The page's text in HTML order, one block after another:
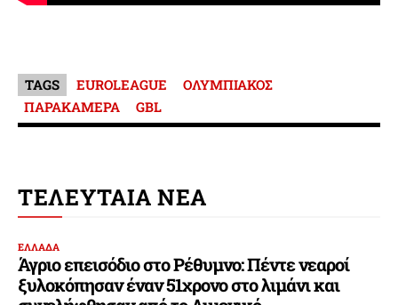
TAGS EUROLEAGUE
ΟΛΥΜΠΙΑΚΟΣ
ΠΑΡΑΚΑΜΕΡΑ
GBL
ΤΕΛΕΥΤΑΙΑ ΝΕΑ
ΕΛΛΑΔΑ
Άγριο επεισόδιο στο Ρέθυμνο: Πέντε νεαροί
ξυλοκόπησαν έναν 51χρονο στο λιμάνι και